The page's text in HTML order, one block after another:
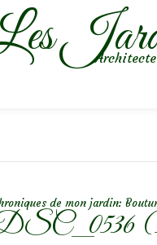
de mon jardin: